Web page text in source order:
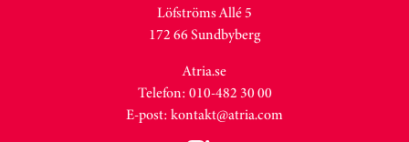
Löfströms Allé 5
172 66 Sundbyberg
Atria.se
Telefon: 010-482 30 00
E-post: kontakt@atria.com